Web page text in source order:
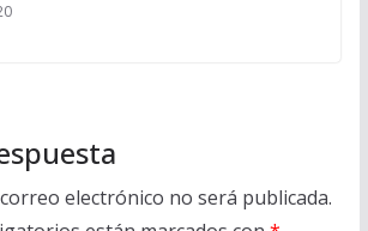
electrónico no será publicada.